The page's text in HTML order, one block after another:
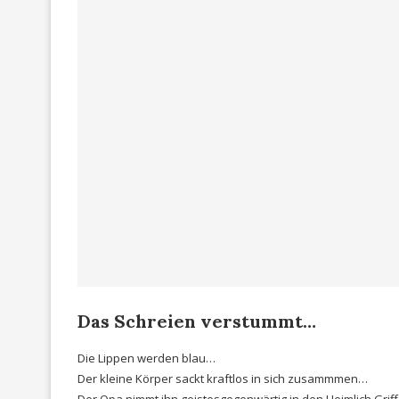
Das Schreien verstummt…
Die Lippen werden blau…
Der kleine Körper sackt kraftlos in sich zusammmen…